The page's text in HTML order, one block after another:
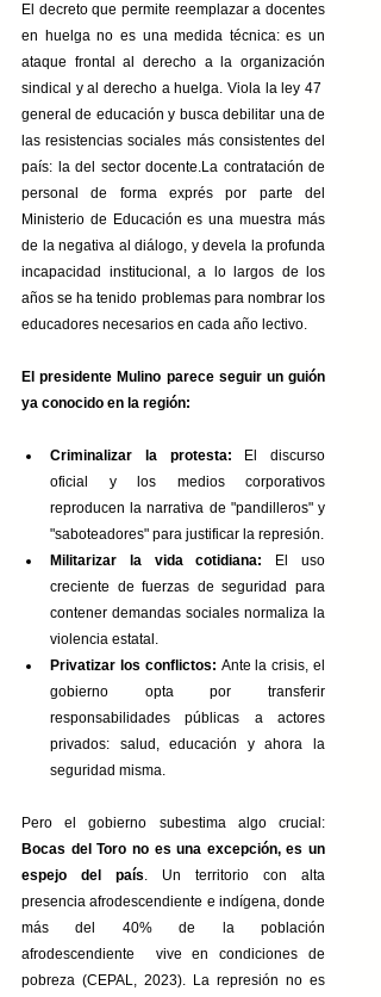
El decreto que permite reemplazar a docentes
en huelga no es una medida técnica: es un
ataque frontal al derecho a la organización
sindical y al derecho a huelga. Viola la ley 47
general de educación y busca debilitar una de
las resistencias sociales más consistentes del
país: la del sector docente.La contratación de
personal de forma exprés por parte del
Ministerio de Educación es una muestra más
de la negativa al diálogo, y devela la profunda
incapacidad institucional, a lo largos de los
años se ha tenido problemas para nombrar los
educadores necesarios en cada año lectivo.
El presidente Mulino parece seguir un guión
ya conocido en la región:
Criminalizar la protesta: El discurso
oficial y los medios corporativos
reproducen la narrativa de "pandilleros" y
"saboteadores" para justificar la represión.
Militarizar la vida cotidiana:
El uso
creciente de fuerzas de seguridad para
contener demandas sociales normaliza la
violencia estatal.
Privatizar los conflictos: Ante la crisis, el
gobierno opta por transferir
responsabilidades públicas a actores
privados: salud, educación y ahora la
seguridad misma.
Bocas del Toro no es una excepción, es un
espejo del país. Un territorio con alta
presencia afrodescendiente e indígena, donde
más del 40% de la población
afrodescendiente  vive en condiciones de
pobreza (CEPAL, 2023). La represión no es